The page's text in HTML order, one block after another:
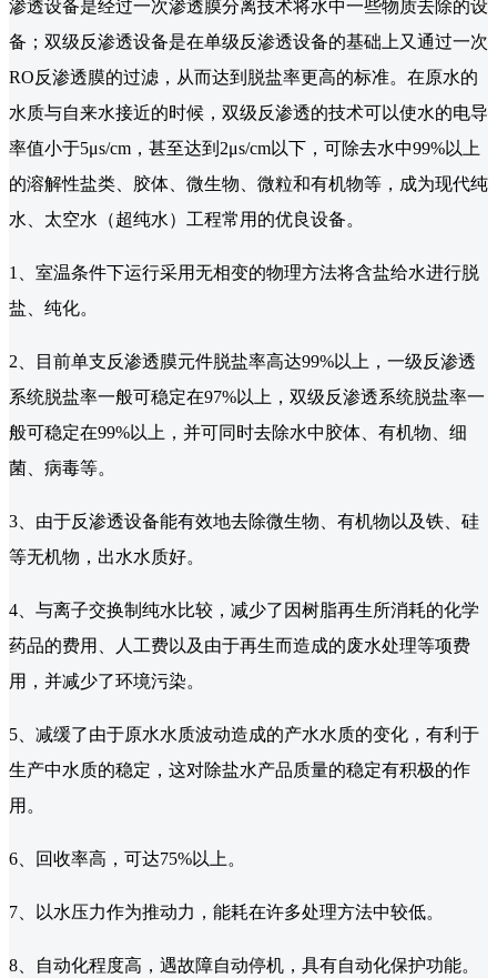
渗透设备是经过一次渗透膜分离技术将水中一些物质去除的设
备；双级反渗透设备是在单级反渗透设备的基础上又通过一次
RO反渗透膜的过滤，从而达到脱盐率更高的标准。在原水的
水质与自来水接近的时候，双级反渗透的技术可以使水的电导
率值小于5μs/cm，甚至达到2μs/cm以下，可除去水中99%以上
的溶解性盐类、胶体、微生物、微粒和有机物等，成为现代纯
水、太空水（超纯水）工程常用的优良设备。
1、室温条件下运行采用无相变的物理方法将含盐给水进行脱
盐、纯化。
2、目前单支反渗透膜元件脱盐率高达99%以上，一级反渗透
系统脱盐率一般可稳定在97%以上，双级反渗透系统脱盐率一
般可稳定在99%以上，并可同时去除水中胶体、有机物、细
菌、病毒等。
3、由于反渗透设备能有效地去除微生物、有机物以及铁、硅
等无机物，出水水质好。
4、与离子交换制纯水比较，减少了因树脂再生所消耗的化学
药品的费用、人工费以及由于再生而造成的废水处理等项费
用，并减少了环境污染。
5、减缓了由于原水水质波动造成的产水水质的变化，有利于
生产中水质的稳定，这对除盐水产品质量的稳定有积极的作
用。
6、回收率高，可达75%以上。
7、以水压力作为推动力，能耗在许多处理方法中较低。
8、自动化程度高，遇故障自动停机，具有自动化保护功能。